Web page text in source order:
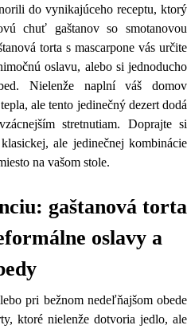
do vynikajúceho receptu, ktorý
chuť gaštanov so smotanovou
torta s mascarpone vás určite
oslavu, alebo si jednoducho
Nielenže naplní váš domov
ale tento jedinečný dezert dodá
stretnutiam. Doprajte si
ale jedinečnej kombinácie
na vašom stole.
gaštanová torta
oslavy a
pri bežnom nedeľňajšom obede
ktoré nielenže dotvoria jedlo, ale